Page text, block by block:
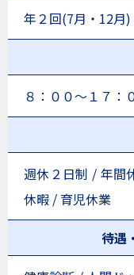
年２回(7月・12月
８：００～１７：
週休２日制 / 年間
休暇 / 育児休業
待遇